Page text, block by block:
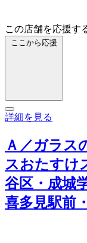
この店舗を応援す
ここから応援
詳細を見る
Ａ／ガラス
スおたすけ
谷区・成城
喜多見駅前